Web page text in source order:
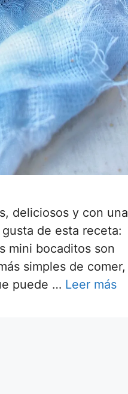
deliciosos y con una
de esta receta:
mini bocaditos son
simples de comer,
puede … Leer más